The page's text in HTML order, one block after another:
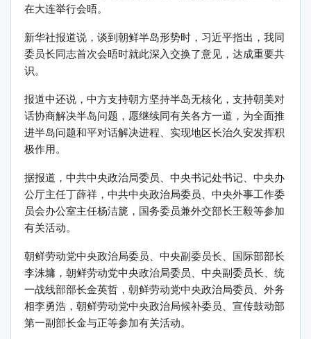
在大连举行会晤。
新华社报道说，谈到朝鲜半岛形势时，习近平指出，我同
委员长同志首次会晤时就此深入交换了意见，达成重要共
识。
报道中还说，中方支持朝方坚持半岛无核化，支持朝美对
话协商解决半岛问题，愿继续同有关各方一道，为全面推
进半岛问题和平对话解决进程、实现地区长治久安发挥积
极作用。
据报道，中共中央政治局委员、中央书记处书记、中央办
公厅主任丁薛祥，中共中央政治局委员、中央外事工作委
员会办公室主任杨洁篪，国务委员兼外交部长王毅等参加
有关活动。
朝鲜劳动党中央政治局委员、中央副委员长、国际部部长
李洙墉，朝鲜劳动党中央政治局委员、中央副委员长、统
一战线部部长金英哲，朝鲜劳动党中央政治局委员、外务
相李勇浩，朝鲜劳动党中央政治局候补委员、宣传鼓动部
第一副部长金与正等参加有关活动。